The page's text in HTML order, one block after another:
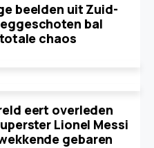
beelden uit Zuid-
bal
chaos
eert overleden
Lionel Messi
gebaren